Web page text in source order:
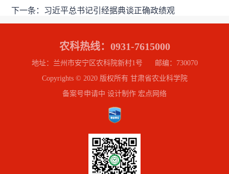
下一条：习近平总书记引经据典谈正确政绩观
农科热线：0931-7615000
地址：兰州市安宁区农科院新村1号 邮编：730070
Copyrights © 2020 版权所有 甘肃省农业科学院
备案号申请中 设计制作 宏点网络